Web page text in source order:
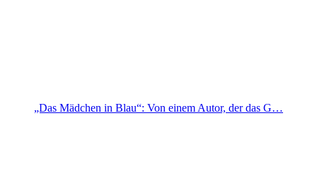
„Das Mädchen in Blau“: Von einem Autor, der das G…